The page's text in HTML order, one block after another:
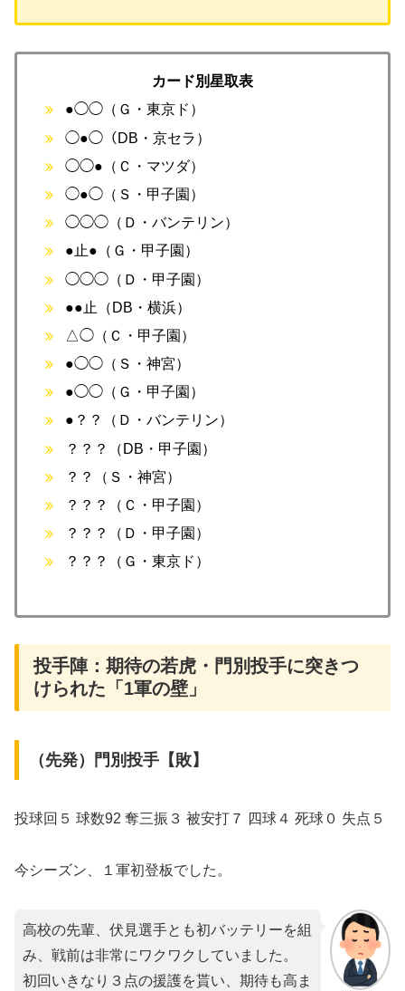
カード別星取表
●◯◯（Ｇ・東京ド）
◯●◯（DB・京セラ）
◯◯●（Ｃ・マツダ）
◯●◯（Ｓ・甲子園）
◯◯◯（Ｄ・バンテリン）
●止●（Ｇ・甲子園）
◯◯◯（Ｄ・甲子園）
●●止（DB・横浜）
△◯（Ｃ・甲子園）
●◯◯（Ｓ・神宮）
●◯◯（Ｇ・甲子園）
●？？（Ｄ・バンテリン）
？？？（DB・甲子園）
？？（Ｓ・神宮）
？？？（Ｃ・甲子園）
？？？（Ｄ・甲子園）
？？？（Ｇ・東京ド）
投手陣：期待の若虎・門別投手に突きつ
けられた「1軍の壁」
（先発）門別投手【敗】
投球回５ 球数92 奪三振３ 被安打７ 四球４ 死球０ 失点５
今シーズン、１軍初登板でした。
高校の先輩、伏見選手とも初バッテリーを組
み、戦前は非常にワクワクしていました。
初回いきなり３点の援護を貰い、期待も高ま